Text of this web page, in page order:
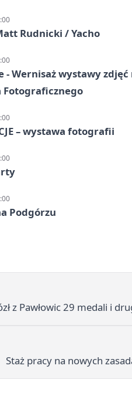
Rudnicki / Yacho
Wernisaż wystawy zdjęć
Fotograficznego
– wystawa fotografii
Podgórzu
z Pawłowic 29 medali i
Staż pracy na nowych